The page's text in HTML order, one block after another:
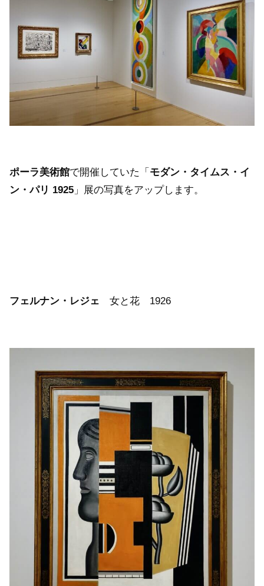
ポーラ美術館で開催していた「 モダン・タイムス・イ
ン・パリ 1925 」展の写真をアップします。
フェルナン・レジェ 女と花 1926